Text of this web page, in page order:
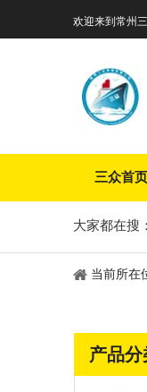
欢迎来到常州
三众首页
大家都在搜：
当前所在
产品分